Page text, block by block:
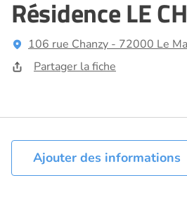
Résidence LE
106 rue Chanzy - 72000 Le
Partager la fiche
Ajouter des informations